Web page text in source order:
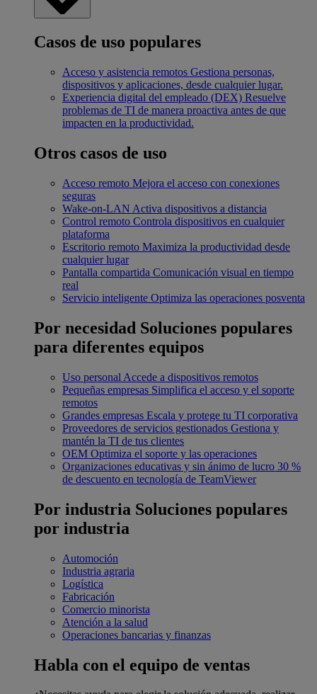
Casos de uso populares
Acceso y asistencia remotos Gestiona personas,
dispositivos y aplicaciones, desde cualquier lugar.
Experiencia digital del empleado (DEX) Resuelve
problemas de TI de manera proactiva antes de que
impacten en la productividad.
Otros casos de uso
Acceso remoto Mejora el acceso con conexiones
seguras
Wake-on-LAN Activa dispositivos a distancia
Control remoto Controla dispositivos en cualquier
plataforma
Escritorio remoto Maximiza la productividad desde
cualquier lugar
Pantalla compartida Comunicación visual en tiempo
real
Servicio inteligente Optimiza las operaciones posventa
Por necesidad Soluciones populares
para diferentes equipos
Uso personal Accede a dispositivos remotos
Pequeñas empresas Simplifica el acceso y el soporte
remotos
Grandes empresas Escala y protege tu TI corporativa
Proveedores de servicios gestionados Gestiona y
mantén la TI de tus clientes
OEM Optimiza el soporte y las operaciones
Organizaciones educativas y sin ánimo de lucro 30 %
de descuento en tecnología de TeamViewer
Por industria Soluciones populares
por industria
Automoción
Industria agraria
Logística
Fabricación
Comercio minorista
Atención a la salud
Operaciones bancarias y finanzas
Habla con el equipo de ventas